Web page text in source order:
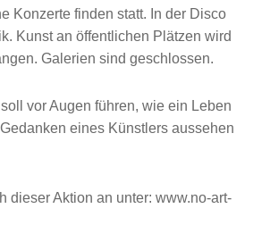
Konzerte finden statt. In der Disco
Kunst an öffentlichen Plätzen wird
Galerien sind geschlossen.
vor Augen führen, wie ein Leben
eines Künstlers aussehen
dieser Aktion an unter: www.no-art-